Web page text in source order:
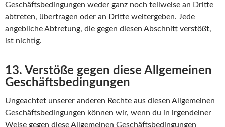
Geschäftsbedingungen weder ganz noch teilweise an Dritte
abtreten, übertragen oder an Dritte weitergeben. Jede
angebliche Abtretung, die gegen diesen Abschnitt verstößt,
ist nichtig.
13. Verstöße gegen diese Allgemeinen
Geschäftsbedingungen
Ungeachtet unserer anderen Rechte aus diesen Allgemeinen
Geschäftsbedingungen können wir, wenn du in irgendeiner
Weise gegen diese Allgemeinen Geschäftsbedingungen